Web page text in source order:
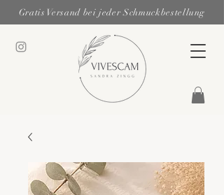
Gratis Versand bei jeder Schmuckbestellung